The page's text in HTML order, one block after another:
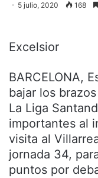
5 julio, 2020 168
Excelsior
BARCELONA,
bajar los
La Liga
importantes al
visita al
jornada 34,
puntos por